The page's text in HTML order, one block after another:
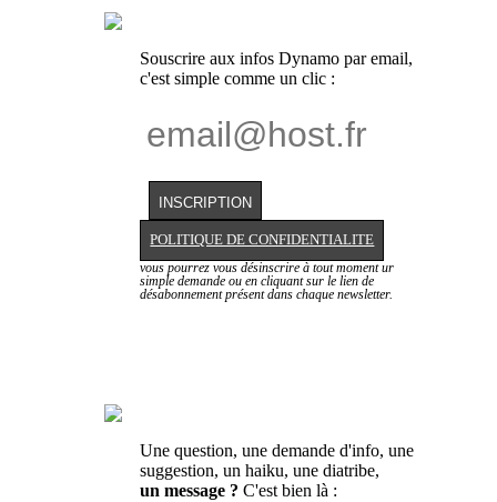
Souscrire aux infos Dynamo par email,
c'est simple comme un clic :
POLITIQUE DE CONFIDENTIALITE
vous pourrez vous désinscrire à tout moment ur
simple demande ou en cliquant sur le lien de
désabonnement présent dans chaque newsletter.
Une question, une demande d'info, une
suggestion, un haiku, une diatribe,
un message ? C'est bien là :